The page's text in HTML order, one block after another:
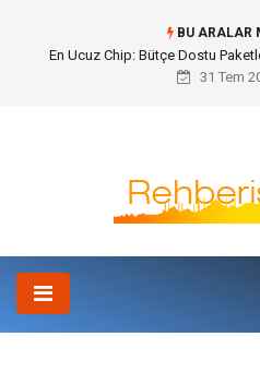
BU ARALAR
En Ucuz Chip: Bütçe Dostu
31 Tem